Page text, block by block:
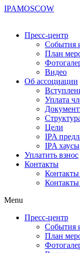
IPAMOSCOW
Пресс-центр
План
Видео
Об ассоциации
Уплата
Цели
IPA
IPA хаусы
Уплатить взнос
Контакты
Menu
Пресс-центр
План